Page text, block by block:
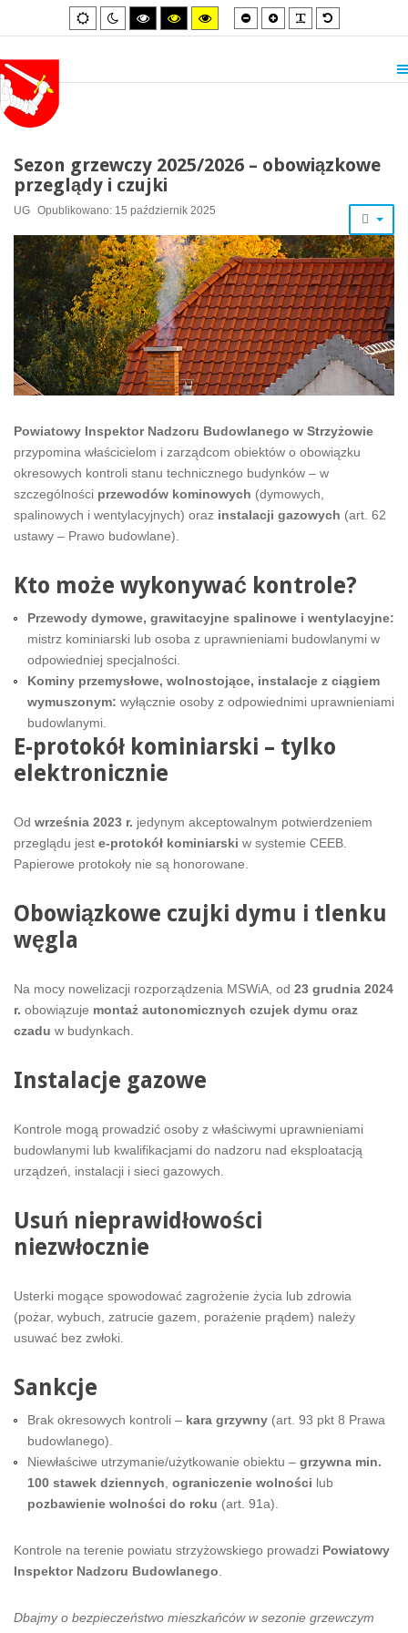
Default
mode
Night
mode
High
contrast
High
contrast
High
contrast
Smaller
font
Larger
font
Default
font
Sezon grzewczy 2025/2026 – obowiązkowe
przeglądy i czujki
UG Opublikowano: 15 październik 2025
Powiatowy Inspektor Nadzoru Budowlanego w Strzyżowie
przypomina właścicielom i zarządcom obiektów o obowiązku
okresowych kontroli stanu technicznego budynków – w
szczególności przewodów kominowych (dymowych,
spalinowych i wentylacyjnych) oraz instalacji gazowych (art. 62
ustawy – Prawo budowlane).
Kto może wykonywać kontrole?
Przewody dymowe, grawitacyjne spalinowe i wentylacyjne:
mistrz kominiarski lub osoba z uprawnieniami budowlanymi w
odpowiedniej specjalności.
Kominy przemysłowe, wolnostojące, instalacje z ciągiem
wymuszonym: wyłącznie osoby z odpowiednimi uprawnieniami
budowlanymi.
E-protokół kominiarski – tylko
elektronicznie
Od września 2023 r. jedynym akceptowalnym potwierdzeniem
przeglądu jest e-protokół kominiarski w systemie CEEB.
Papierowe protokoły nie są honorowane.
Obowiązkowe czujki dymu i tlenku
węgla
Na mocy nowelizacji rozporządzenia MSWiA, od 23 grudnia 2024
r. obowiązuje montaż autonomicznych czujek dymu oraz
czadu w budynkach.
Instalacje gazowe
Kontrole mogą prowadzić osoby z właściwymi uprawnieniami
budowlanymi lub kwalifikacjami do nadzoru nad eksploatacją
urządzeń, instalacji i sieci gazowych.
Usuń nieprawidłowości
niezwłocznie
Usterki mogące spowodować zagrożenie życia lub zdrowia
(pożar, wybuch, zatrucie gazem, porażenie prądem) należy
usuwać bez zwłoki.
Sankcje
Brak okresowych kontroli – kara grzywny (art. 93 pkt 8 Prawa
budowlanego).
Niewłaściwe utrzymanie/użytkowanie obiektu – grzywna min.
100 stawek dziennych, ograniczenie wolności lub
pozbawienie wolności do roku (art. 91a).
Kontrole na terenie powiatu strzyżowskiego prowadzi Powiatowy
Inspektor Nadzoru Budowlanego.
Dbajmy o bezpieczeństwo mieszkańców w sezonie grzewczym